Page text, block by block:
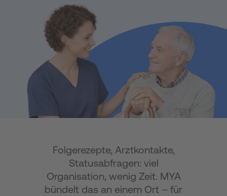
Folgerezepte, Arztkontakte,
Statusabfragen: viel
Organisation, wenig Zeit. MYA
bündelt das an einem Ort – für